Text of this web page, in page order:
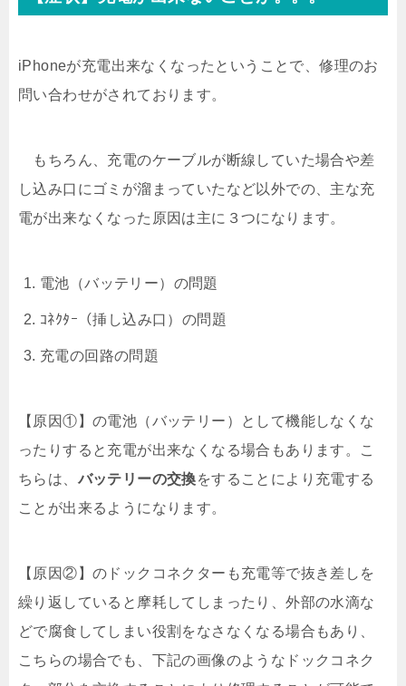
iPhoneが充電出来なくなったということで、修理のお
問い合わせがされております。
もちろん、充電のケーブルが断線していた場合や差
し込み口にゴミが溜まっていたなど以外での、主な充
電が出来なくなった原因は主に３つになります。
電池（バッテリー）の問題
ｺﾈｸﾀｰ（挿し込み口）の問題
充電の回路の問題
【原因①】の電池（バッテリー）として機能しなくな
ったりすると充電が出来なくなる場合もあります。こ
ちらは、 バッテリーの交換をすることにより充電する
ことが出来るようになります。
【原因②】のドックコネクターも充電等で抜き差しを
繰り返していると摩耗してしまったり、外部の水滴な
どで腐食してしまい役割をなさなくなる場合もあり、
こちらの場合でも、下記の画像のようなドックコネク